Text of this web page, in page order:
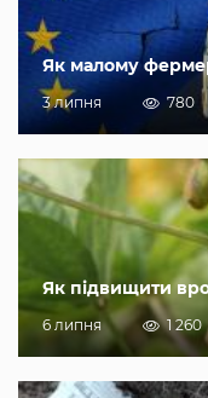
Як малому
3 липня 780
Як підвищити
6 липня 1 260